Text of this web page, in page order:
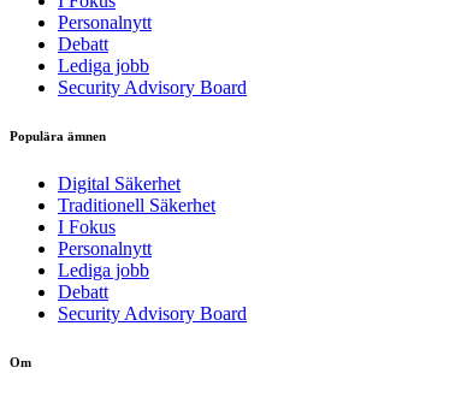
Personalnytt
Debatt
Lediga jobb
Security Advisory Board
Populära ämnen
Digital Säkerhet
Traditionell Säkerhet
I Fokus
Personalnytt
Lediga jobb
Debatt
Security Advisory Board
Om